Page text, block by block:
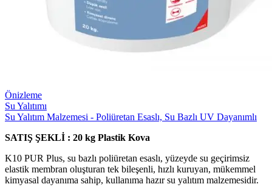
Önizleme
Su Yalıtımı
Su Yalıtım Malzemesi - Poliüretan Esaslı, Su Bazlı UV Dayanımlı
SATIŞ ŞEKLİ : 20 kg Plastik Kova
K10 PUR Plus, su bazlı poliüretan esaslı, yüzeyde su geçirimsiz
elastik membran oluşturan tek bileşenli, hızlı kuruyan, mükemmel
kimyasal dayanıma sahip, kullanıma hazır su yalıtım malzemesidir.